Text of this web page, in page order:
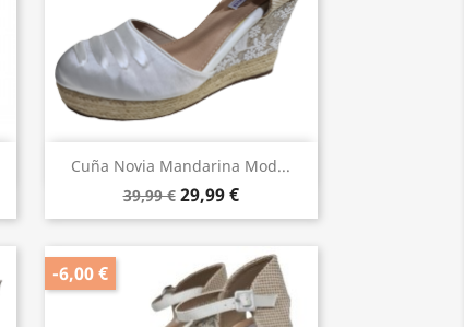
Cuña Novia Mandarina Mod...
39,99 € 29,99 €
Vista rápida
-6,00 €